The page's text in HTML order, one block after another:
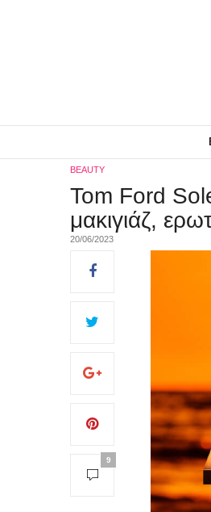
BEAUTY
Tom Ford
μακιγιάζ,
20/06/2023
9